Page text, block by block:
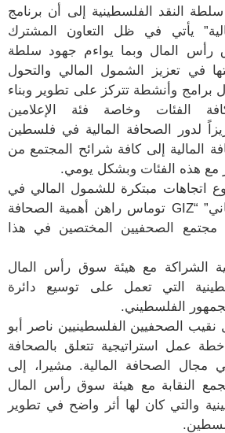
سلطة النقد الفلسطينية إلى أن برنامج
يأتي في ظل التعاون المشترك
رأس المال وبما يواءم جهود سلطة
في تعزيز الشمول المالي والتحول
برامج وأنشطة تتركز على تطوير وبناء
الفئات وخاصة فئة الإعلامين
لدور الصحافة المالية في فلسطين
المالية إلى كافة شرائح المجتمع من
مع هذه الفئات وبشكل يومي.
اتجاهات مبتكرة للشمول المالي في
مؤسسة التعاون الألماني” “GIZ توماس راهن أهمية الصحافة
مجتمع الصحفيين المختصين في هذا
الشراكة مع هيئة سوق رأس المال
التي تعمل على توسيع دائرة
الفلسطيني.
الصحفيين الفلسطينيين ناصر أبو
خطة عمل استراتيجية تتعلق بالصحافة
الصحافة المالية. مشيرا، إلى
النقابة مع هيئة سوق رأس المال
والتي كان لها أثر واضح في تطوير